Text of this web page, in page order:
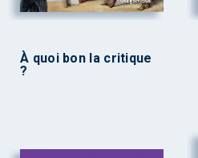
À quoi bon la critique
?